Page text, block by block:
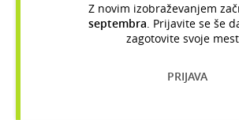
Z novim izobraževanjem
septembra. Prijavite se še
zagotovite svoje
PRIJAVA